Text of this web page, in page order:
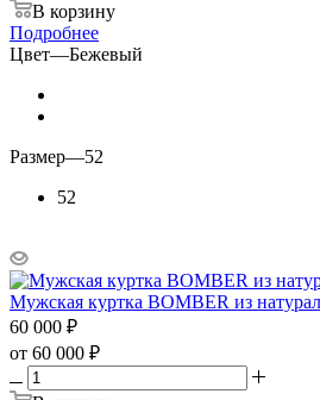
В корзину
Подробнее
Цвет—Бежевый
Размер—52
52
Мужская куртка BOMBER из
60 000 ₽
от 60 000 ₽